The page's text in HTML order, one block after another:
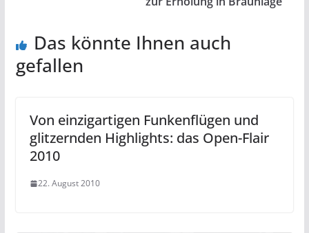
Das könnte Ihnen auch
gefallen
Von einzigartigen Funkenflügen und
glitzernden Highlights: das Open-Flair
2010
22. August 2010